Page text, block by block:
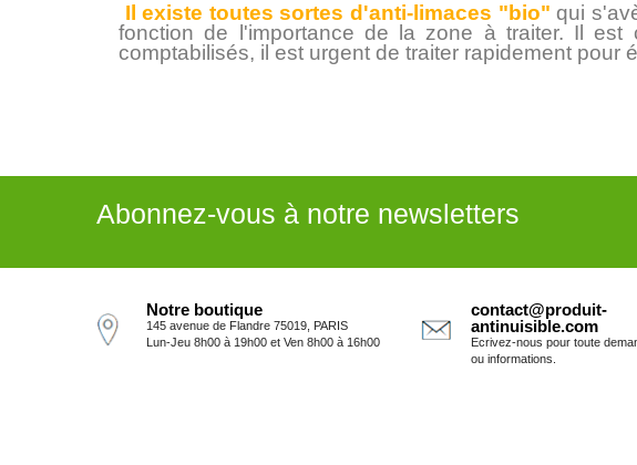
Il existe toutes sortes d'anti-limaces "bio" qui
fonction de l'importance de la zone à traiter. Il
comptabilisés, il est urgent de traiter rapidement pour
Abonnez-vous à notre newsletters
Notre boutique
145 avenue de Flandre 75019, PARIS
Lun-Jeu 8h00 à 19h00 et Ven 8h00 à 16h00
contact@produit-
antinuisible.com
Ecrivez-nous pour toute
ou informations.